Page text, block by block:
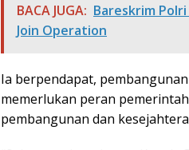
BACA JUGA: Bareskrim
Join Operation
Ia berpendapat,
memerlukan peran
pembangunan dan